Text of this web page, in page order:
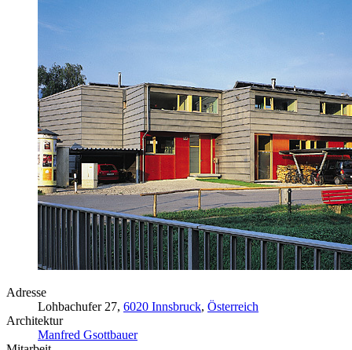
Adresse
Lohbachufer 27, 6020 Innsbruck, Österreich
Architektur
Manfred Gsottbauer